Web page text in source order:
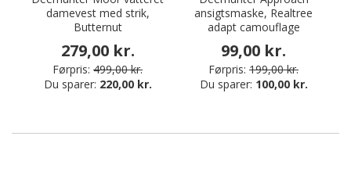
damevest med strik,
Butternut
279,00 kr.
Førpris: 499,00 kr.
Du sparer: 220,00 kr.
ansigtsmaske, Realtree
adapt camouflage
99,00 kr.
Førpris: 199,00 kr.
Du sparer: 100,00 kr.